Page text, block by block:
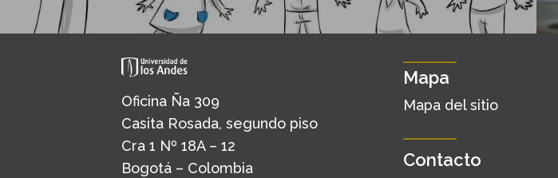
Oficina Ña 309
Casita Rosada, segundo piso
Cra 1 Nº 18A – 12
Bogotá – Colombia
Mapa
Mapa del sitio
Contacto